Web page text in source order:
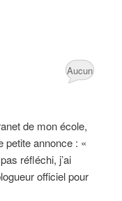
Aucun
de mon école,
petite annonce : «
réfléchi, j’ai
officiel pour